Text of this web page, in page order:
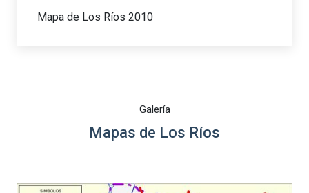
Mapa de Los Ríos 2010
Galería
Mapas de Los Ríos